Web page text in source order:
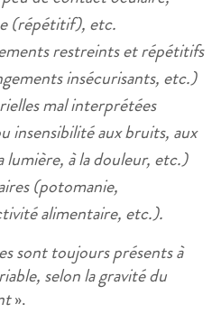
(répétitif), etc.
restreints et répétitifs
insécurisants, etc.)
mal interprétées
insensibilité aux bruits, aux
lumière, à la douleur, etc.)
(potomanie,
alimentaire, etc.).
sont toujours présents à
selon la gravité du
».